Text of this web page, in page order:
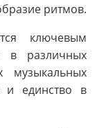
ритмов.
ключевым
в различных
музыкальных
и единство в